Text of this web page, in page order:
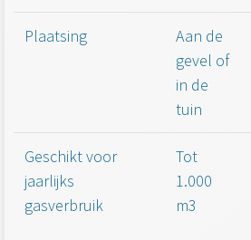
Plaatsing
Aan de
gevel of
in de
tuin
Geschikt voor
jaarlijks
gasverbruik
Tot
1.000
m3